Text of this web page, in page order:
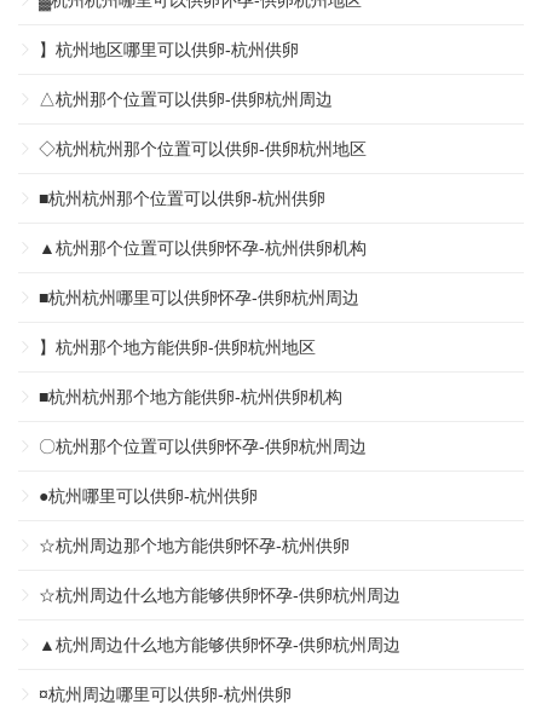
】杭州地区哪里可以供卵-杭州供卵
△杭州那个位置可以供卵-供卵杭州周边
◇杭州杭州那个位置可以供卵-供卵杭州地区
■杭州杭州那个位置可以供卵-杭州供卵
▲杭州那个位置可以供卵怀孕-杭州供卵机构
■杭州杭州哪里可以供卵怀孕-供卵杭州周边
】杭州那个地方能供卵-供卵杭州地区
■杭州杭州那个地方能供卵-杭州供卵机构
〇杭州那个位置可以供卵怀孕-供卵杭州周边
●杭州哪里可以供卵-杭州供卵
☆杭州周边那个地方能供卵怀孕-杭州供卵
☆杭州周边什么地方能够供卵怀孕-供卵杭州周边
▲杭州周边什么地方能够供卵怀孕-供卵杭州周边
¤杭州周边哪里可以供卵-杭州供卵